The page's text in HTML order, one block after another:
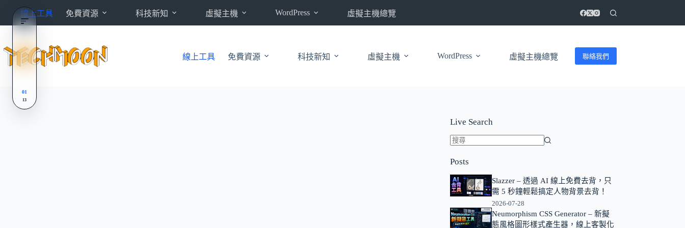
內
線上工具 免費資源 科技新知 虛擬主機 WordPress 虛擬主機總覽
線上工具 免費資源 科技新知 虛擬主機 WordPress 虛擬主機總覽 聯絡我們
Live Search
不
到
符
條
件
Posts
Slazzer – 透過 AI 線上免費去背，只
需 5 秒鐘輕鬆搞定人物背景去背！
2026-07-28
Neumorphism CSS Generator – 新擬
態風格圖形樣式產生器，線上客製化
01
13